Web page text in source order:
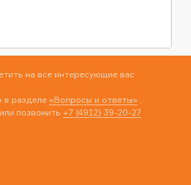
на все интересующие вас
разделе «Вопросы и ответы»
позвонить +7 (4912) 39-20-27